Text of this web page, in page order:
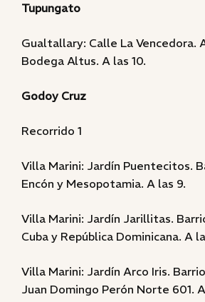
Tupungato
Gualtallary: Calle La Vencedora.
Bodega Altus. A las 10.
Godoy Cruz
Recorrido 1
Villa Marini: Jardín Puentecitos.
Encón y Mesopotamia. A las 9.
Villa Marini: Jardín Jarillitas.
Cuba y República Dominicana. A
Villa Marini: Jardín Arco Iris.
Juan Domingo Perón Norte 601. A